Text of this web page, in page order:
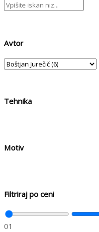
Avtor
Tehnika
Motiv
Filtriraj po ceni
01